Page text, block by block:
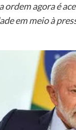
ordem agora é
em meio à